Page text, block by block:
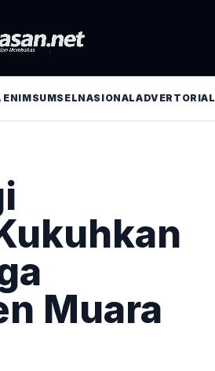
ENIMSUMSELNASIONALADVERTORIAL
Muara